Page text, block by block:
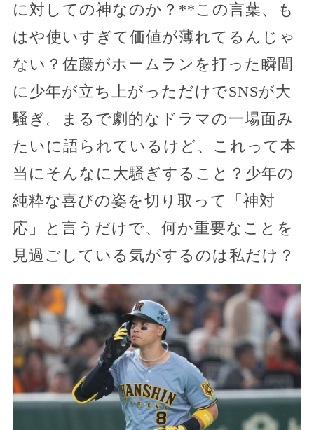
に対しての神なのか？**この言葉、も
はや使いすぎて価値が薄れてるんじゃ
ない？佐藤がホームランを打った瞬間
に少年が立ち上がっただけでSNSが大
騒ぎ。まるで劇的なドラマの一場面み
たいに語られているけど、これって本
当にそんなに大騒ぎすること？少年の
純粋な喜びの姿を切り取って「神対
応」と言うだけで、何か重要なことを
見過ごしている気がするのは私だけ？